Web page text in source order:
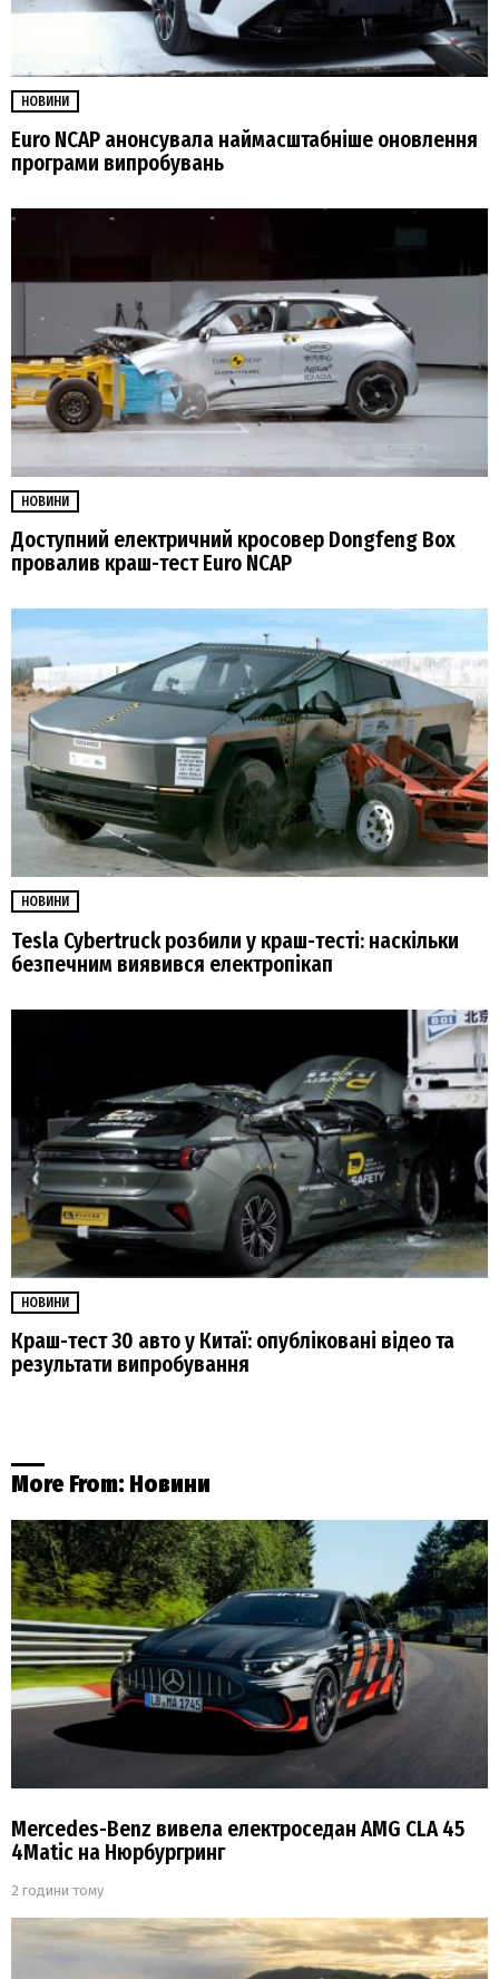
НОВИНИ
Euro NCAP анонсувала наймасштабніше оновлення
програми випробувань
НОВИНИ
Доступний електричний кросовер Dongfeng Box
провалив краш-тест Euro NCAP
НОВИНИ
Tesla Cybertruck розбили у краш-тесті: наскільки
безпечним виявився електропікап
НОВИНИ
Краш-тест 30 авто у Китаї: опубліковані відео та
результати випробування
More From: Новини
Mercedes-Benz вивела електроседан AMG CLA 45
4Matic на Нюрбургринг
2 години тому